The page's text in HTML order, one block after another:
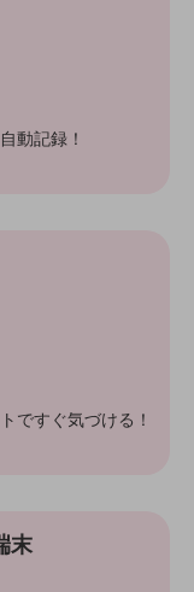
動記録！
ですぐ気づける！
末